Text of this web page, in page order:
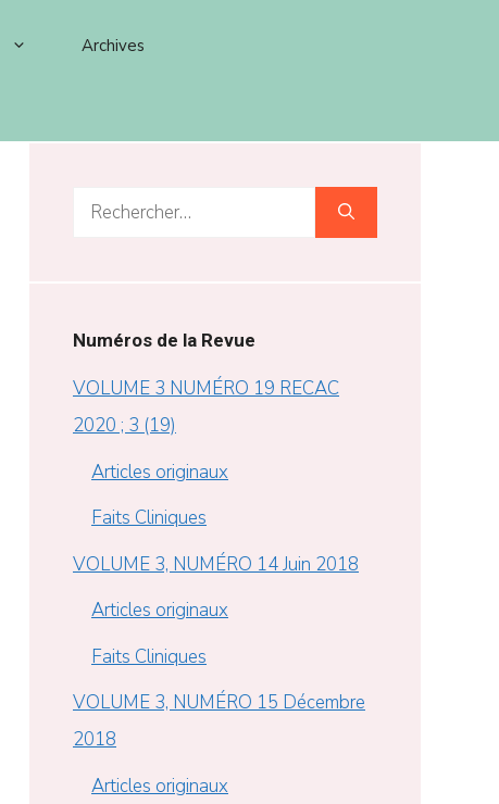
Archives
Rechercher :
Numéros de la Revue
VOLUME 3 NUMÉRO 19 RECAC
2020 ; 3 (19)
Articles originaux
Faits Cliniques
VOLUME 3, NUMÉRO 14 Juin 2018
Articles originaux
Faits Cliniques
VOLUME 3, NUMÉRO 15 Décembre
2018
Articles originaux